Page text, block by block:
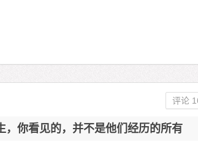
，你看见的，并不是他们经历的所有
评论